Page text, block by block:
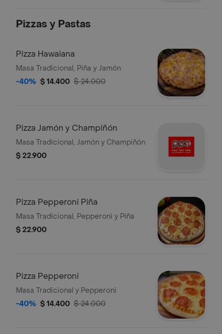
Pizzas y Pastas
Pizza Hawaiana
Masa Tradicional, Piña y Jamón
-40% $ 14.400 $ 24.000
Pizza Jamón y Champiñón
Masa Tradicional, Jamón y Champiñón
$ 22.900
Pizza Pepperoni Piña
Masa Tradicional, Pepperoni y Piña
$ 22.900
Pizza Pepperoni
Masa Tradicional y Pepperoni
-40% $ 14.400 $ 24.000